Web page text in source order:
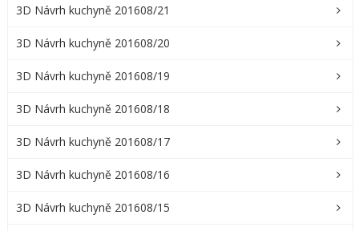
3D Návrh kuchyně 201608/21
3D Návrh kuchyně 201608/20
3D Návrh kuchyně 201608/19
3D Návrh kuchyně 201608/18
3D Návrh kuchyně 201608/17
3D Návrh kuchyně 201608/16
3D Návrh kuchyně 201608/15